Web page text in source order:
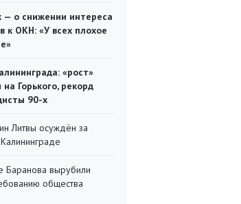
— о снижении интереса
к ОКН: «У всех плохое
«рост»
Горького, рекорд
90-х
Литвы осуждён за
Баранова вырубили
общества